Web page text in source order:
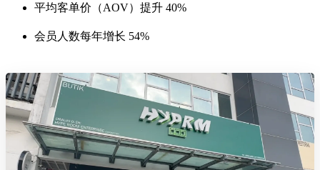
平均客单价（AOV）提升 40%
会员人数每年增长 54%